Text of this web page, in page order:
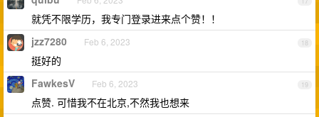
就凭不限学历，我专门登录进来点个赞！！
18
jzz7280 Feb 6, 2023
挺好的
19
FawkesV Feb 6, 2023
点赞. 可惜我不在北京,不然我也想来